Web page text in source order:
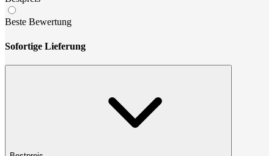
Beste Bewertung
Sofortige Lieferung